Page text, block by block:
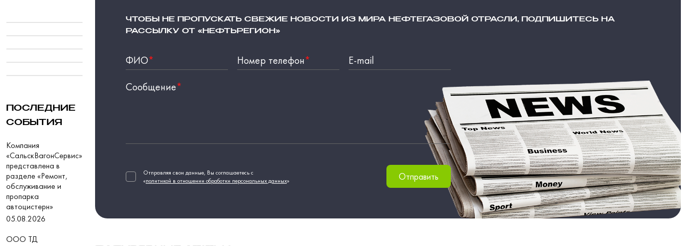
ПОСЛЕДНИЕ
СОБЫТИЯ
Компания
«СальскВагонСервис»
представлена в
разделе «Ремонт,
обслуживание и
пропарка
автоцистерн»
05.08.2026
ООО ТД
ЧТОБЫ НЕ ПРОПУСКАТЬ СВЕЖИЕ НОВОСТИ ИЗ МИРА НЕФТЕГАЗОВОЙ ОТРАСЛИ, ПОДПИШИТЕСЬ НА
РАССЫЛКУ ОТ «НЕФТЬРЕГИОН»
ФИО* Номер телефон*
E-mail
Сообщение*
Отправляя свои данные, Вы соглашаетесь с
«политикой в отношении обработки персональных данных» Отправить